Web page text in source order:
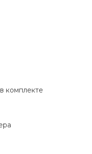
комплекте